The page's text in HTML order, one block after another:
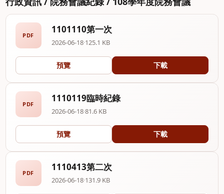
PDF
1101110第一次
2026-06-18·125.1 KB
預覽 下載
PDF
1110119臨時紀錄
2026-06-18·81.6 KB
預覽 下載
PDF
1110413第二次
2026-06-18·131.9 KB